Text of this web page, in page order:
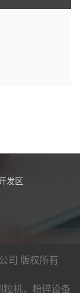
发区
司 版权所有
粒机， 粉碎设备